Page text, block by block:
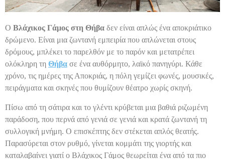
Ο Βλάχικος Γάμος στη Θήβα δεν είναι απλώς ένα αποκριάτικο
δρώμενο. Είναι μια ζωντανή εμπειρία που απλώνεται στους
δρόμους, μπλέκει το παρελθόν με το παρόν και μετατρέπει
ολόκληρη τη Θήβα σε ένα αυθόρμητο, λαϊκό πανηγύρι. Κάθε
χρόνο, τις ημέρες της Αποκριάς, η πόλη γεμίζει φωνές, μουσικές,
πειράγματα και σκηνές που θυμίζουν θέατρο χωρίς σκηνή.
Πίσω από τη σάτιρα και το γλέντι κρύβεται μια βαθιά ριζωμένη
παράδοση, που περνά από γενιά σε γενιά και κρατά ζωντανή τη
συλλογική μνήμη. Ο επισκέπτης δεν στέκεται απλός θεατής.
Παρασύρεται στον ρυθμό, γίνεται κομμάτι της γιορτής και
καταλαβαίνει γιατί ο Βλάχικος Γάμος θεωρείται ένα από τα πιο